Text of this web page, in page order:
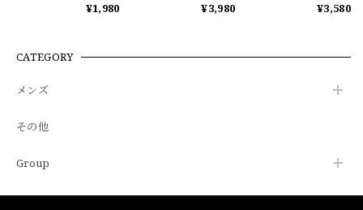
¥1,980
¥3,980
¥3,580
CATEGORY
メンズ
その他
Group